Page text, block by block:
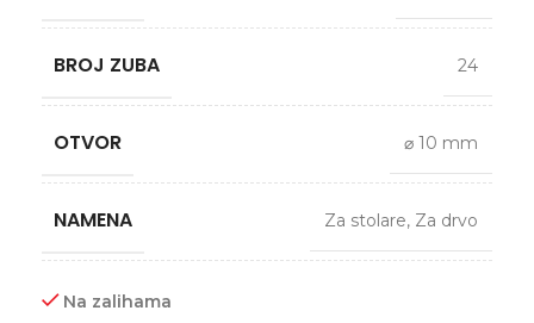
BROJ ZUBA 24
OTVOR ⌀ 10 mm
NAMENA Za stolare, Za drvo
Na zalihama